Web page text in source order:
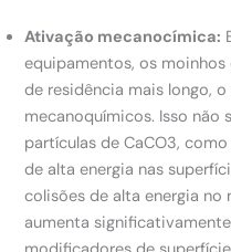
Ativação mecanocímica:
equipamentos, os
de residência mais longo,
mecanoquímicos. Isso não
partículas de CaCO3,
de alta energia nas
colisões de alta energia no
aumenta